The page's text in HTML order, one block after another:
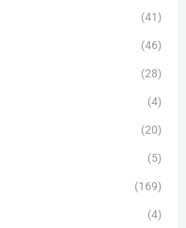
(41)
(46)
(28)
(4)
(20)
(5)
(169)
(4)